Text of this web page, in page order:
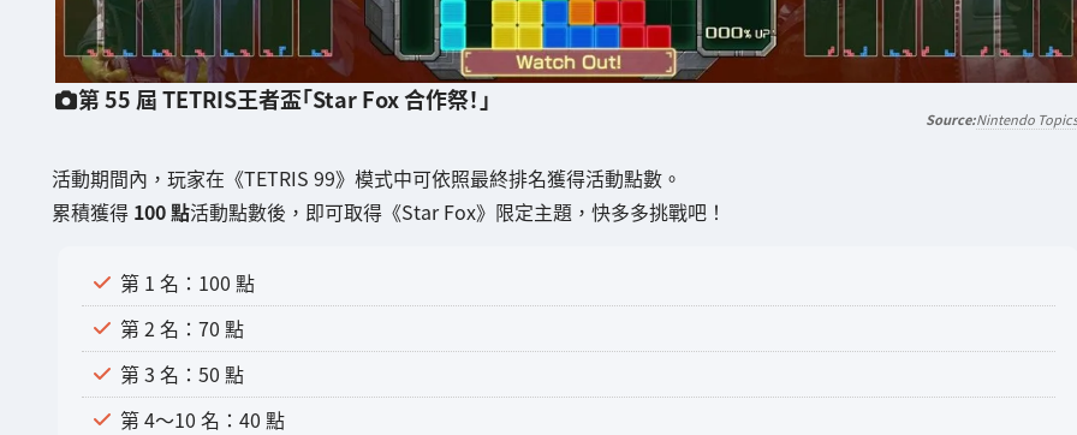
第 55 屆 TETRIS王者盃「Star Fox 合作祭！」
Nintendo Topics
活動期間內，玩家在《TETRIS 99》模式中可依照最終排名獲得活動點數。
累積獲得100 點活動點數後，即可取得《Star Fox》限定主題，快多多挑戰吧！
第 1 名：100 點
第 2 名：70 點
第 3 名：50 點
第 4～10 名：40 點